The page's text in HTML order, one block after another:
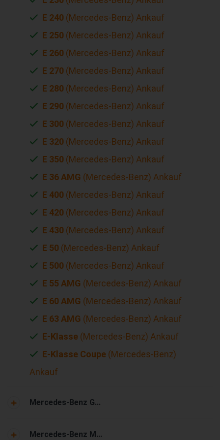
E 240 (Mercedes-Benz) Ankauf
E 250 (Mercedes-Benz) Ankauf
E 260 (Mercedes-Benz) Ankauf
E 270 (Mercedes-Benz) Ankauf
E 280 (Mercedes-Benz) Ankauf
E 290 (Mercedes-Benz) Ankauf
E 300 (Mercedes-Benz) Ankauf
E 320 (Mercedes-Benz) Ankauf
E 350 (Mercedes-Benz) Ankauf
E 36 AMG (Mercedes-Benz) Ankauf
E 400 (Mercedes-Benz) Ankauf
E 420 (Mercedes-Benz) Ankauf
E 430 (Mercedes-Benz) Ankauf
E 50 (Mercedes-Benz) Ankauf
E 500 (Mercedes-Benz) Ankauf
E 55 AMG (Mercedes-Benz) Ankauf
E 60 AMG (Mercedes-Benz) Ankauf
E 63 AMG (Mercedes-Benz) Ankauf
E-Klasse (Mercedes-Benz) Ankauf
E-Klasse Coupe (Mercedes-Benz)
Ankauf
Mercedes-Benz G...
Mercedes-Benz M...